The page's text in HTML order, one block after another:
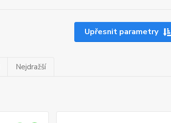
Upřesnit parametry
Nejdražší